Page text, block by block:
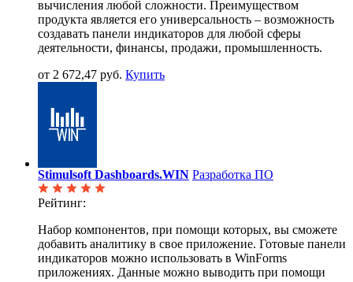
вычисления любой сложности. Преимуществом
продукта является его универсальность – возможность
создавать панели индикаторов для любой сферы
деятельности, финансы, продажи, промышленность.
от 2 672,47 руб. Купить
Stimulsoft Dashboards.WIN Разработка ПО
Рейтинг:
Набор компонентов, при помощи которых, вы сможете
добавить аналитику в свое приложение. Готовые панели
индикаторов можно использовать в WinForms
приложениях. Данные можно выводить при помощи